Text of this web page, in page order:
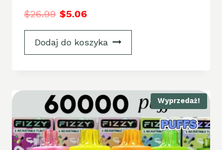
$26.99 $5.06
Dodaj do koszyka
Wyprzedaż!